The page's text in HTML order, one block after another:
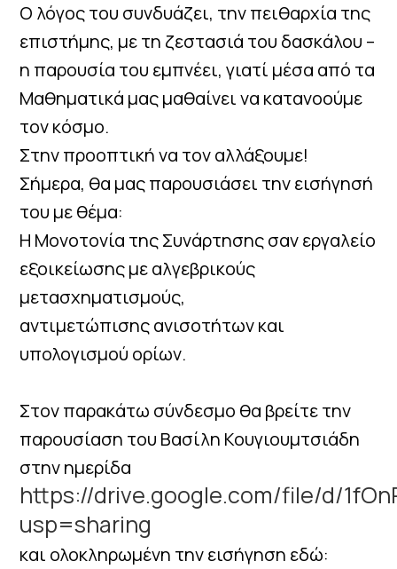
Ο λόγος του συνδυάζει, την πειθαρχία της
επιστήμης, με τη ζεστασιά του δασκάλου –
η παρουσία του εμπνέει, γιατί μέσα από τα
Μαθηματικά μας μαθαίνει να κατανοούμε
τον κόσμο.
Στην προοπτική να τον αλλάξουμε!
Σήμερα, θα μας παρουσιάσει την εισήγησή
του με θέμα:
Η Μονοτονία της Συνάρτησης σαν εργαλείο
εξοικείωσης με αλγεβρικούς
μετασχηματισμούς,
αντιμετώπισης ανισοτήτων και
υπολογισμού ορίων.
Στον παρακάτω σύνδεσμο θα βρείτε την
παρουσίαση του Βασίλη Κουγιουμτσιάδη
στην ημερίδα
https://drive.google.com/file/d/
usp=sharing
και ολοκληρωμένη την εισήγηση εδώ: